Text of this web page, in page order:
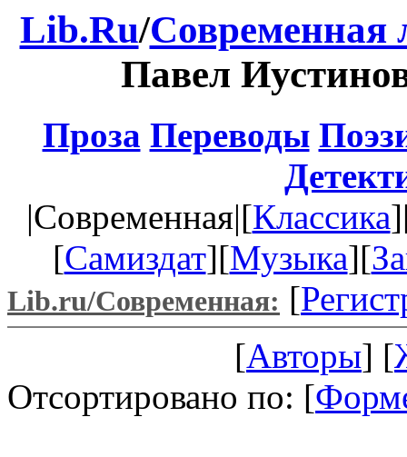
Lib.Ru/Современная
Павел
Проза Переводы
|Современная|[Классика
[Самиздат][Музыка][
Lib.ru/Современная: [
[Авторы] [
Отсортировано по: [